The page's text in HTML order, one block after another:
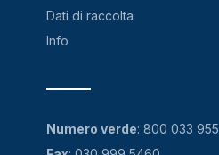
Dati di raccolta
Info
Numero verde: 800 033 955